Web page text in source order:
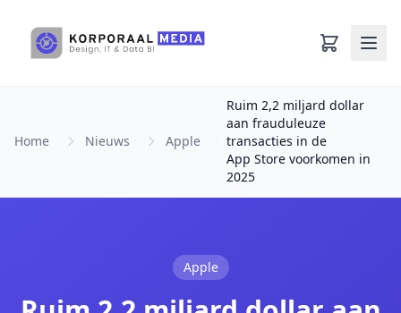
Home Nieuws Apple
Ruim 2,2 miljard dollar
aan frauduleuze
transacties in de
App Store voorkomen in
2025
Apple